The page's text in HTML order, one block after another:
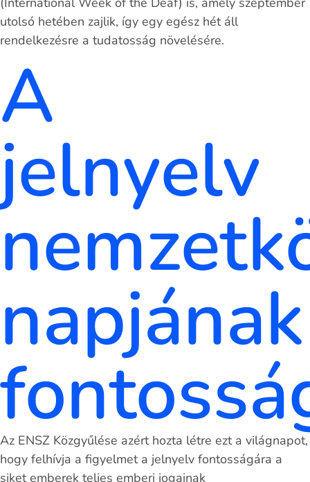
utolsó hetében zajlik, így egy egész hét áll
rendelkezésre a tudatosság növelésére.
A
jelnyelv
napjának
Az ENSZ Közgyűlése azért hozta létre ezt a világnapot,
hogy felhívja a figyelmet a jelnyelv fontosságára a
siket emberek teljes emberi jogainak